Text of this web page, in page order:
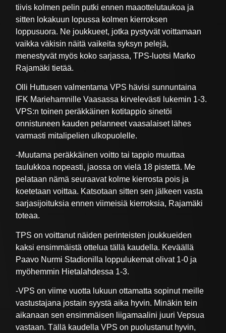
tiivis kolmen pelin putki ennen maaottelutaukoa ja
sitten lokakuun lopussa kolmen kierroksen
loppusuora. Ne joukkueet, jotka pystyvät voittamaan
vaikka väkisin näitä vaikeita syksyn pelejä,
menestyvät myös koko sarjassa, TPS-luotsi Marko
Rajamäki tietää.
Olli Huttusen valmentama VPS hävisi sunnuntaina
IFK Mariehamnille Vaasassa kirvelevästi lukemin 1-3.
VPS:n toinen peräkkäinen kotitappio sinetöi
onnistuneen kauden pelanneet vaasalaiset lähes
varmasti mitalipelien ulkopuolelle.
-Muutama peräkkäinen voitto tai tappio muuttaa
taulukkoa nopeasti, jaossa on vielä 18 pistettä. Me
pelataan nämä seuraavat kolme kierrosta pois ja
koetetaan voittaa. Katsotaan sitten sen jälkeen vasta
sarjasijoituksia ennen viimeisiä kierroksia, Rajamäki
toteaa.
TPS on voittanut näiden perinteisten joukkueiden
kaksi ensimmäistä ottelua tällä kaudella. Keväällä
Paavo Nurmi Stadionilla loppulukemat olivat 1-0 ja
myöhemmin Hietalahdessa 1-3.
-VPS on viime vuotta lukuun ottamatta sopinut meille
vastustajana jostain syystä aika hyvin. Minäkin tein
aikanaan sen ensimmäisen liigamaalini juuri Vepsua
vastaan. Tällä kaudella VPS on puolustanut hyvin,